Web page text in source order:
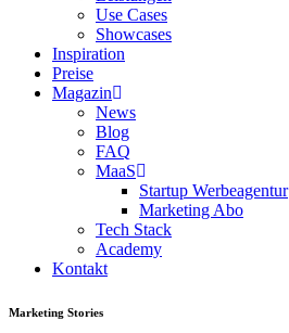
Use Cases
Showcases
Inspiration
Preise
Magazin
News
Blog
FAQ
MaaS
Startup Werbeagentur
Marketing Abo
Tech Stack
Academy
Kontakt
Marketing Stories